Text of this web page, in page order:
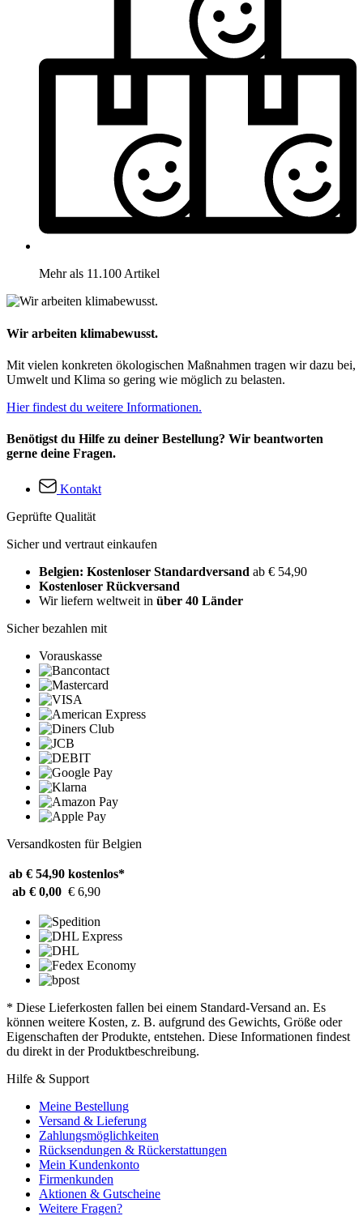
Mehr als 11.100 Artikel
Wir arbeiten klimabewusst.
Mit vielen konkreten ökologischen Maßnahmen tragen wir dazu bei,
Umwelt und Klima so gering wie möglich zu belasten.
Hier findest du weitere Informationen.
Benötigst du Hilfe zu deiner Bestellung? Wir beantworten
gerne deine Fragen.
Kontakt
Geprüfte Qualität
Sicher und vertraut einkaufen
Belgien: Kostenloser Standardversand ab € 54,90
Kostenloser Rückversand
Wir liefern weltweit in über 40 Länder
Sicher bezahlen mit
Vorauskasse
Versandkosten für Belgien
ab € 54,90 kostenlos*
ab € 0,00 € 6,90
* Diese Lieferkosten fallen bei einem Standard-Versand an. Es
können weitere Kosten, z. B. aufgrund des Gewichts, Größe oder
Eigenschaften der Produkte, entstehen. Diese Informationen findest
du direkt in der Produktbeschreibung.
Hilfe & Support
Meine Bestellung
Versand & Lieferung
Zahlungsmöglichkeiten
Rücksendungen & Rückerstattungen
Mein Kundenkonto
Firmenkunden
Aktionen & Gutscheine
Weitere Fragen?